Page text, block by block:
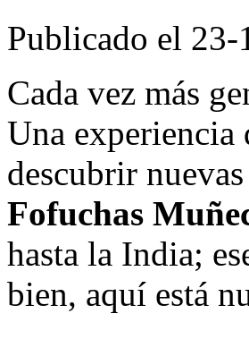
Publicado el 23-
Cada vez más
Una experiencia
descubrir
Fofuchas
hasta la India;
bien, aquí está